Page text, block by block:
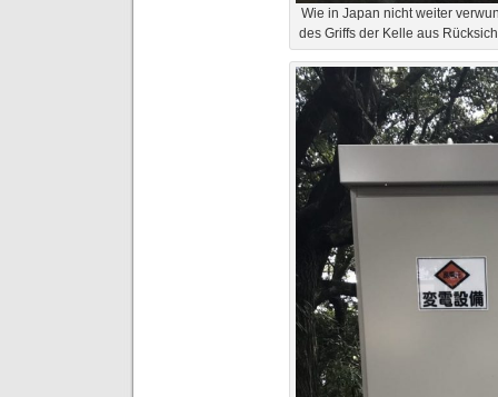
Wie in Japan nicht weiter
des Griffs der Kelle aus